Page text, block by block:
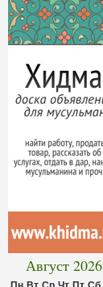
Август 2026